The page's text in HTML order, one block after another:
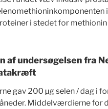
i stedet for methionin
af undersøgelsen fra
gav 200 µg selen / dag i
Middelværdierne for